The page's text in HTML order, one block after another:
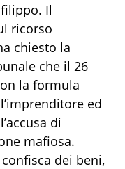
Il
ricorso
chiesto la
che il 26
la formula
ed
di
mafiosa.
dei beni,